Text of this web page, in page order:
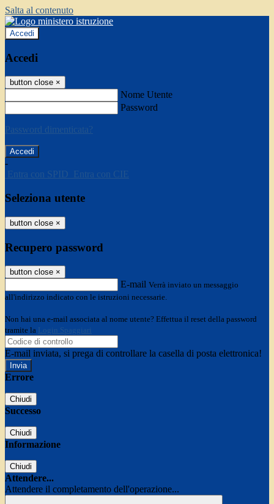
Salta al contenuto
Accedi
Accedi
button close ×
Nome Utente
Password
Password dimenticata?
-
Entra con SPID
Entra con CIE
Seleziona utente
button close ×
Recupero password
button close ×
E-mail Verrà inviato un messaggio
all'indirizzo indicato con le istruzioni necessarie.
Non hai una e-mail associata al nome utente? Effettua il reset della password
tramite la Login Spaggiari
E-mail inviata, si prega di controllare la casella di posta elettronica!
Errore
Chiudi
Successo
Chiudi
Informazione
Chiudi
Attendere...
Attendere il completamento dell'operazione...